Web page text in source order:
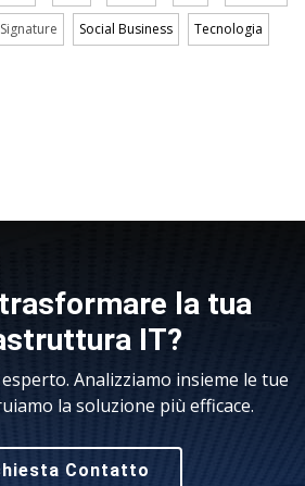
Signature Social Business Tecnologia
la tua
IT?
Analizziamo insieme le tue
la soluzione più efficace.
Contatto